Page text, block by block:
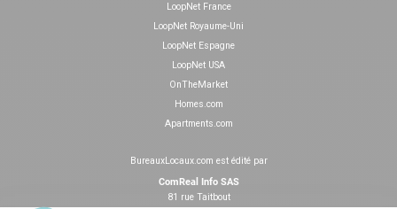
LoopNet France
LoopNet Royaume-Uni
LoopNet Espagne
LoopNet USA
OnTheMarket
Homes.com
Apartments.com
BureauxLocaux.com est édité par
ComReal Info SAS
81 rue Taitbout